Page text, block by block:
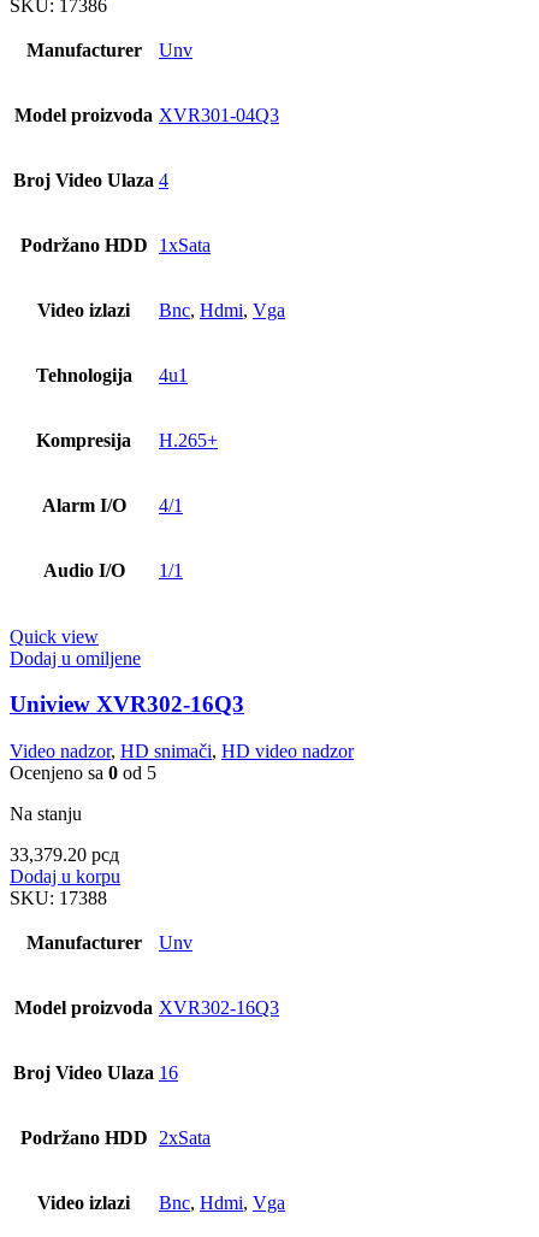
SKU: 17386
Manufacturer Unv
Model proizvoda XVR301-04Q3
Broj Video Ulaza 4
Podržano HDD 1xSata
Video izlazi Bnc, Hdmi, Vga
Tehnologija 4u1
Kompresija H.265+
Alarm I/O 4/1
Audio I/O 1/1
Quick view
Dodaj u omiljene
Uniview XVR302-16Q3
Video nadzor, HD snimači, HD video nadzor
Ocenjeno sa 0 od 5
Na stanju
33,379.20 рсд
Dodaj u korpu
SKU: 17388
Manufacturer Unv
Model proizvoda XVR302-16Q3
Broj Video Ulaza 16
Podržano HDD 2xSata
Video izlazi Bnc, Hdmi, Vga